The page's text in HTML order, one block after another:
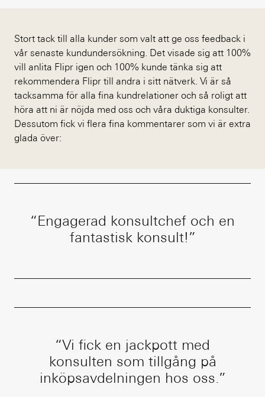
Stort tack till alla kunder som valt att ge oss feedback i
vår senaste kundundersökning. Det visade sig att 100%
vill anlita Flipr igen och 100% kunde tänka sig att
rekommendera Flipr till andra i sitt nätverk. Vi är så
tacksamma för alla fina kundrelationer och så roligt att
höra att ni är nöjda med oss och våra duktiga konsulter.
Dessutom fick vi flera fina kommentarer som vi är extra
glada över:
“Engagerad konsultchef och en
fantastisk konsult!”
“Vi fick en jackpott med
konsulten som tillgång på
inköpsavdelningen hos oss. ”